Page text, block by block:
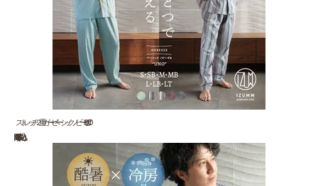
ストレッチ２重ガーゼ ベーシックノビーゼ “UNO” ...
18,920 円(税込)